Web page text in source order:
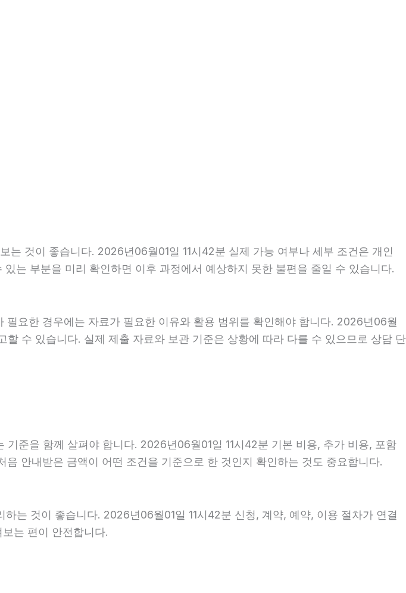
것이 좋습니다. 2026년06월01일 11시42분 실제 가능 여부나 세부 조건은 개인
는 부분을 미리 확인하면 이후 과정에서 예상하지 못한 불편을 줄일 수 있습니다.
요한 경우에는 자료가 필요한 이유와 활용 범위를 확인해야 합니다. 2026년06월
할 수 있습니다. 실제 제출 자료와 보관 기준은 상황에 따라 다를 수 있으므로 상담 단
준을 함께 살펴야 합니다. 2026년06월01일 11시42분 기본 비용, 추가 비용, 포함
안내받은 금액이 어떤 조건을 기준으로 한 것인지 확인하는 것도 중요합니다.
는 것이 좋습니다. 2026년06월01일 11시42분 신청, 계약, 예약, 이용 절차가 연결
는 편이 안전합니다.